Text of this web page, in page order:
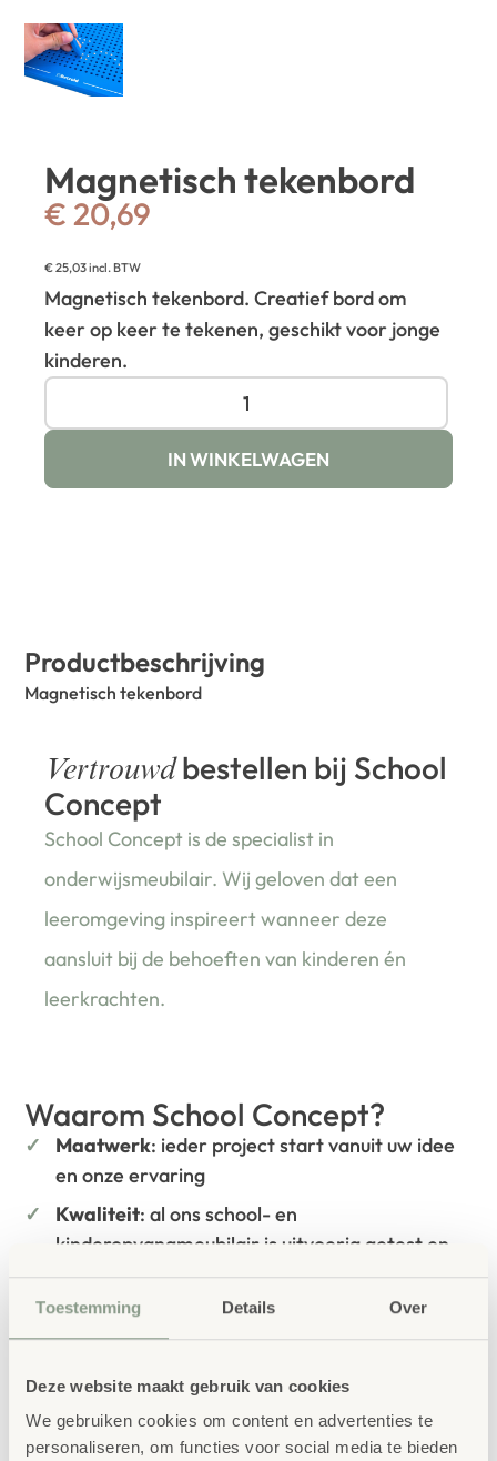
Toestemming Details Over
Deze website maakt gebruik van cookies
We gebruiken cookies om content en advertenties te
personaliseren, om functies voor social media te bieden
Magnetisch tekenbord
€ 20,69
€25,03incl. BTW
Magnetisch tekenbord. Creatief bord om
keer op keer te tekenen, geschikt voor jonge
kinderen.
IN WINKELWAGEN
Productbeschrijving
Magnetisch tekenbord
Vertrouwdbestellen bij School
Concept
School Concept is de specialist in
onderwijsmeubilair. Wij geloven dat een
leeromgeving inspireert wanneer deze
aansluit bij de behoeften van kinderen én
leerkrachten.
Waarom School Concept?
Maatwerk: ieder project start vanuit uw idee
en onze ervaring
Kwaliteit: al ons school- en
kinderopvangmeubilair is uitvoerig getest en
voldoet aan GS- en TÜV-keuringen
Duurzaamheid
: wij werken met circulaire
producten, waaronder onzeOneWood-lijnvan
Daarnaast zelfs voorzien van het
milieukeurmerk EU-Ecolabel .